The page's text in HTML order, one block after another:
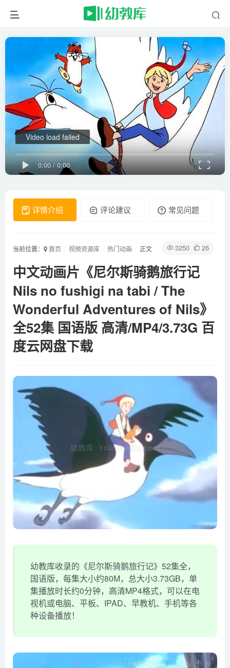
0:00/0:00
Video load failed
详情介绍 评论建议 常见问题
3250 26
当前位置： 首页 视频资源库 热门动画 正文
中文动画片《尼尔斯骑鹅旅行记
Nils no fushigi na tabi / The
Wonderful Adventures of Nils》
全52集 国语版 高清/MP4/3.73G 百
度云网盘下载
幼教库收录的《尼尔斯骑鹅旅行记》52集全，
国语版，每集大小约80M，总大小3.73GB，单
集播放时长约0分钟，高清MP4格式，可以在电
视机或电脑、平板、IPAD、早教机、手机等各
种设备播放！